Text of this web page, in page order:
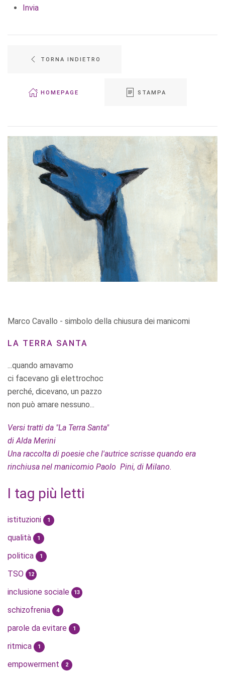
Invia
TORNA INDIETRO
HOMEPAGE STAMPA
Marco Cavallo - simbolo della chiusura dei manicomi
LA TERRA SANTA
...quando amavamo
ci facevano gli elettrochoc
perché, dicevano, un pazzo
non può amare nessuno...
Versi tratti da "La Terra Santa"
di Alda Merini
Una raccolta di poesie che l'autrice scrisse quando era
rinchiusa nel manicomio Paolo Pini, di Milano.
I tag più letti
istituzioni 1
qualità 1
politica 1
TSO 12
inclusione sociale 13
schizofrenia 4
parole da evitare 1
ritmica 1
empowerment 2